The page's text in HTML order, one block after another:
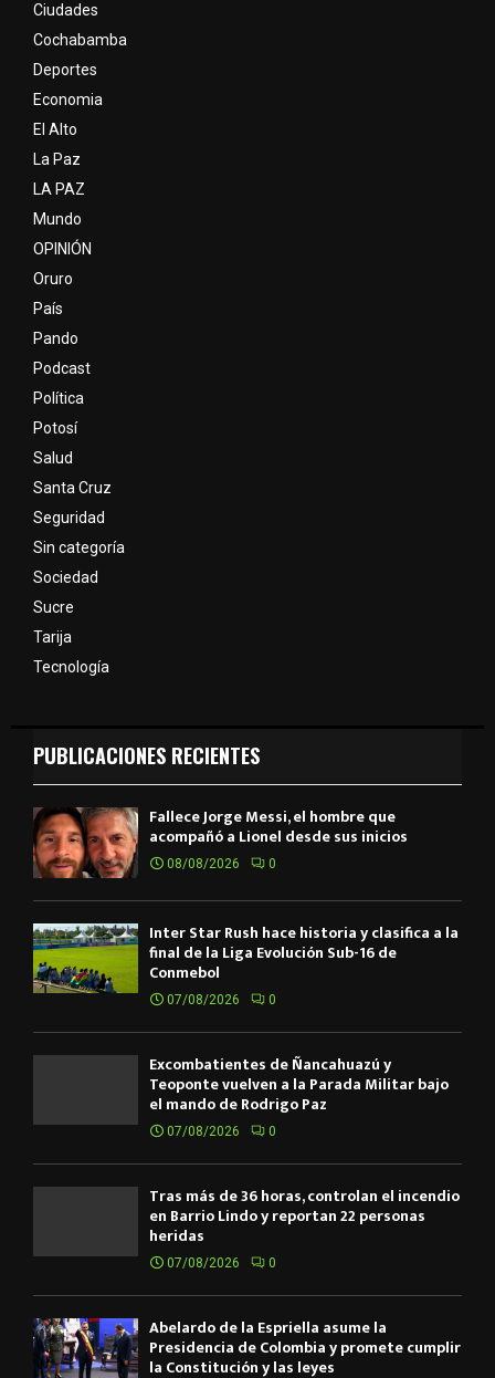
Ciudades
Cochabamba
Deportes
Economia
El Alto
La Paz
LA PAZ
Mundo
OPINIÓN
Oruro
País
Pando
Podcast
Política
Potosí
Salud
Santa Cruz
Seguridad
Sin categoría
Sociedad
Sucre
Tarija
Tecnología
PUBLICACIONES RECIENTES
Fallece Jorge Messi, el hombre que
acompañó a Lionel desde sus inicios
08/08/2026 0
Inter Star Rush hace historia y clasifica a la
final de la Liga Evolución Sub-16 de
Conmebol
07/08/2026 0
Excombatientes de Ñancahuazú y
Teoponte vuelven a la Parada Militar bajo
el mando de Rodrigo Paz
07/08/2026 0
Tras más de 36 horas, controlan el incendio
en Barrio Lindo y reportan 22 personas
heridas
07/08/2026 0
Abelardo de la Espriella asume la
Presidencia de Colombia y promete cumplir
la Constitución y las leyes